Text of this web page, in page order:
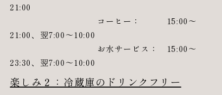
21:00
コーヒー： 15:00～
21:00、翌7:00～10:00
お水サービス： 15:00～
23:30、翌7:00～10:00
楽しみ２：冷蔵庫のドリンクフリー